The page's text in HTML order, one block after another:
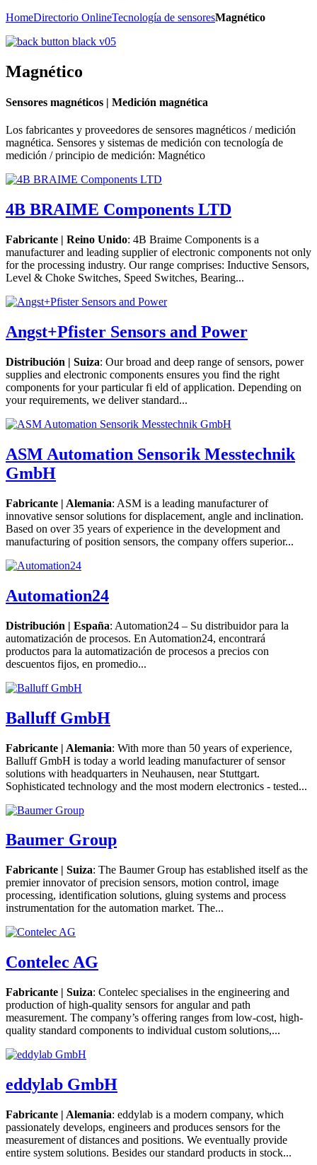
HomeDirectorio OnlineTecnología de sensoresMagnético
Magnético
Sensores magnéticos | Medición magnética
Los fabricantes y proveedores de sensores magnéticos / medición
magnética. Sensores y sistemas de medición con tecnología de
medición / principio de medición: Magnético
4B BRAIME Components LTD
Fabricante | Reino Unido: 4B Braime Components is a
manufacturer and leading supplier of electronic components not only
for the processing industry. Our range comprises: Inductive Sensors,
Level & Choke Switches, Speed Switches, Bearing...
Angst+Pfister Sensors and Power
Distribución | Suiza: Our broad and deep range of sensors, power
supplies and electronic components ensures you find the right
components for your particular fi eld of application. Depending on
your requirements, we deliver standard...
ASM Automation Sensorik Messtechnik
GmbH
Fabricante | Alemania: ASM is a leading manufacturer of
innovative sensor solutions for displacement, angle and inclination.
Based on over 35 years of experience in the development and
manufacturing of position sensors, the company offers superior...
Automation24
Distribución | España: Automation24 – Su distribuidor para la
automatización de procesos. En Automation24, encontrará
productos para la automatización de procesos a precios con
descuentos fijos, en promedio...
Balluff GmbH
Fabricante | Alemania: With more than 50 years of experience,
Balluff GmbH is today a world leading manufacturer of sensor
solutions with headquarters in Neuhausen, near Stuttgart.
Sophisticated technology and the most modern electronics - tested...
Baumer Group
Fabricante | Suiza: The Baumer Group has established itself as the
premier innovator of precision sensors, motion control, image
processing, identification solutions, gluing systems and process
instrumentation for the automation market. The...
Contelec AG
Fabricante | Suiza: Contelec specialises in the engineering and
production of high-quality sensors for angular and path
measurement. The company’s offering ranges from low-cost, high-
quality standard components to individual custom solutions,...
eddylab GmbH
Fabricante | Alemania: eddylab is a modern company, which
passionately develops, engineers and produces sensors for the
measurement of distances and positions. We eventually provide
entire system solutions. Besides our standard products in stock...